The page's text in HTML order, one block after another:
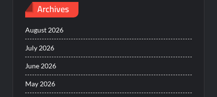
Archives
August 2026
July 2026
June 2026
May 2026